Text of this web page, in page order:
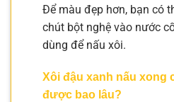
Để màu đẹp hơn, bạn có
chút bột nghệ vào nước
dùng để nấu xôi.
Xôi đậu xanh nấu xong
được bao lâu?